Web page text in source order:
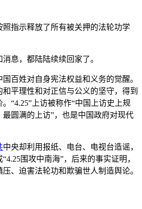
照指示释放了所有被关押的法轮功学
消息，都陆陆续续回家了。
百姓对自身宪法权益和义务的觉醒。
平理性和对正信与公义的坚守，得到
“4.25”上访被称作“中国上访史上规
圆满的上访”，也是中国政府对现代
中央却利用报纸、电台、电视台造谣，
围攻中南海”，后来的事实证明，
、迫害法轮功和欺骗世人制造舆论。